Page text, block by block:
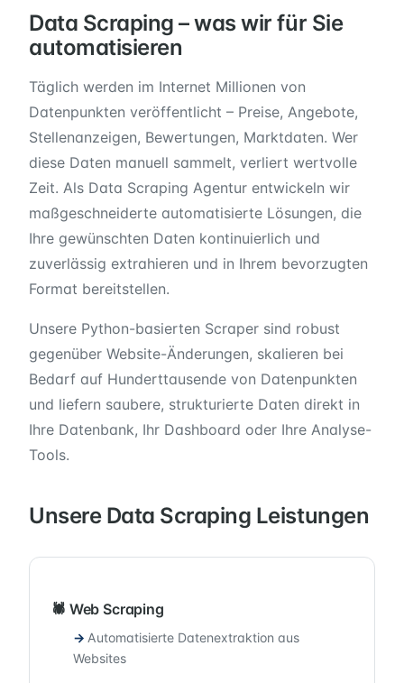
Data Scraping – was wir für Sie
automatisieren
Täglich werden im Internet Millionen von
Datenpunkten veröffentlicht – Preise, Angebote,
Stellenanzeigen, Bewertungen, Marktdaten. Wer
diese Daten manuell sammelt, verliert wertvolle
Zeit. Als Data Scraping Agentur entwickeln wir
maßgeschneiderte automatisierte Lösungen, die
Ihre gewünschten Daten kontinuierlich und
zuverlässig extrahieren und in Ihrem bevorzugten
Format bereitstellen.
Unsere Python-basierten Scraper sind robust
gegenüber Website-Änderungen, skalieren bei
Bedarf auf Hunderttausende von Datenpunkten
und liefern saubere, strukturierte Daten direkt in
Ihre Datenbank, Ihr Dashboard oder Ihre Analyse-
Tools.
Unsere Data Scraping Leistungen
🕷️ Web Scraping
Automatisierte Datenextraktion aus
Websites